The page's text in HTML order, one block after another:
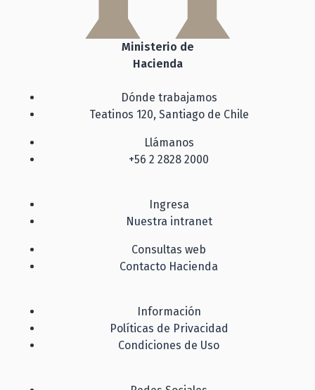
Ministerio de
Hacienda
Dónde trabajamos
Teatinos 120, Santiago de Chile
Llámanos
+56 2 2828 2000
Ingresa
Nuestra intranet
Consultas web
Contacto Hacienda
Información
Políticas de Privacidad
Condiciones de Uso